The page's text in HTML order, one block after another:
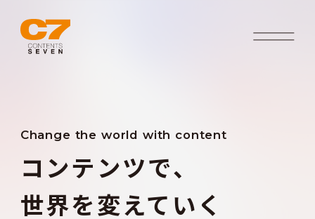
Change the world with content
コンテンツで、
世界を変えていく